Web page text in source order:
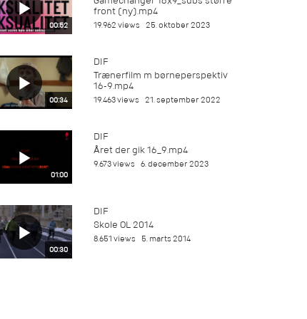
00:52
front (ny).mp4
19.962 views 25. oktober 2023
00:34
DIF
Trænerfilm m børneperspektiv
16-9.mp4
19.463 views 21. september 2022
01:00
DIF
Året der gik 16_9.mp4
9.673 views 6. december 2023
00:30
DIF
Skole OL 2014
8.651 views 5. marts 2014